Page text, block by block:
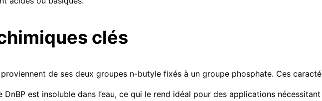
clés
de ses deux groupes n-butyle fixés à un groupe phosphate. Ces
est insoluble dans l’eau, ce qui le rend idéal pour des applications